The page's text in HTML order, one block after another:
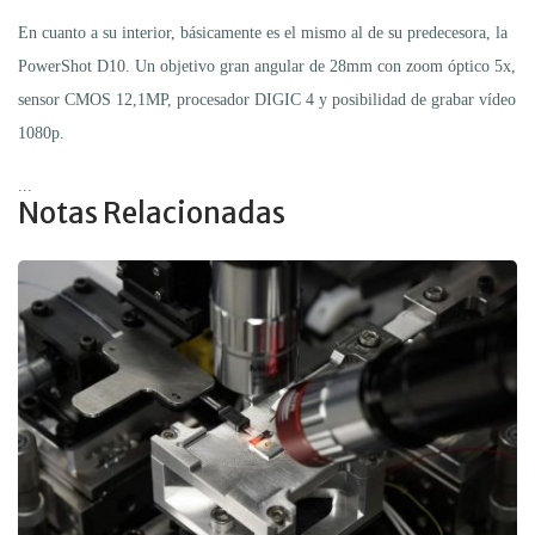
En cuanto a su interior, básicamente es el mismo al de su predecesora, la
PowerShot D10. Un objetivo gran angular de 28mm con zoom óptico 5x,
sensor CMOS 12,1MP, procesador DIGIC 4 y posibilidad de grabar vídeo
1080p.
Notas Relacionadas